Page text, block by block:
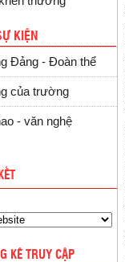
KIỆN
Đảng - Đoàn thể
của trường
- văn nghệ
KÊ TRUY CẬP